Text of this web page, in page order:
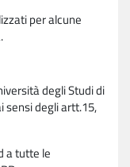
per alcune
degli Studi di
sensi degli artt.15,
a tutte le